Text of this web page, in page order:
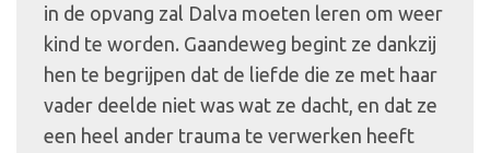
in de opvang zal Dalva moeten leren om weer
kind te worden. Gaandeweg begint ze dankzij
hen te begrijpen dat de liefde die ze met haar
vader deelde niet was wat ze dacht, en dat ze
een heel ander trauma te verwerken heeft